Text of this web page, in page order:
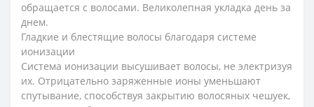
обращается с волосами. Великолепная укладка день за
днем.
Гладкие и блестящие волосы благодаря системе
ионизации
Система ионизации высушивает волосы, не электризуя
их. Отрицательно заряженные ионы уменьшают
спутывание, способствуя закрытию волосяных чешуек,